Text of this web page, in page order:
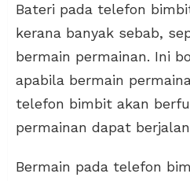
Bateri pada telefon
kerana banyak sebab,
bermain permainan. Ini
apabila bermain
telefon bimbit akan
permainan dapat
Bermain pada telefon